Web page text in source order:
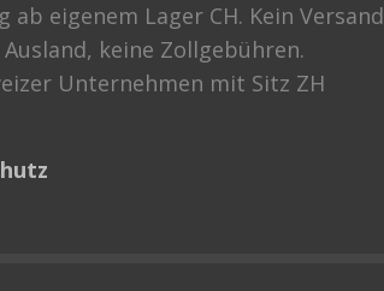
ab eigenem Lager CH. Kein Versand
keine Zollgebühren.
Unternehmen mit Sitz ZH